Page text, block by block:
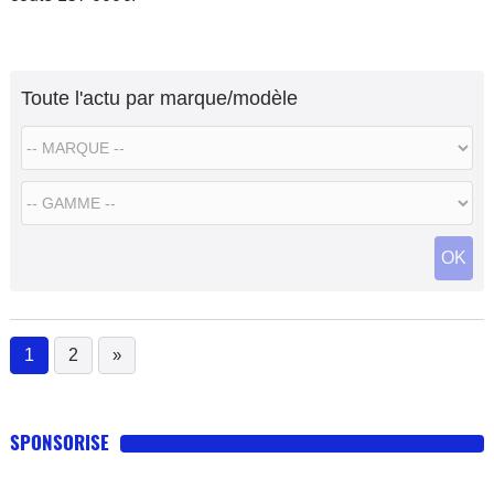
Toute l'actu par marque/modèle
OK
1
(current)
2 »
SPONSORISE